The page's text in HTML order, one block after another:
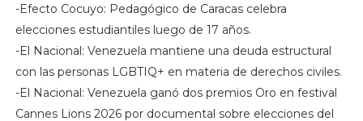
-Efecto Cocuyo: Pedagógico de Caracas celebra
elecciones estudiantiles luego de 17 años.
-El Nacional: Venezuela mantiene una deuda estructural
con las personas LGBTIQ+ en materia de derechos civiles.
-El Nacional: Venezuela ganó dos premios Oro en festival
Cannes Lions 2026 por documental sobre elecciones del